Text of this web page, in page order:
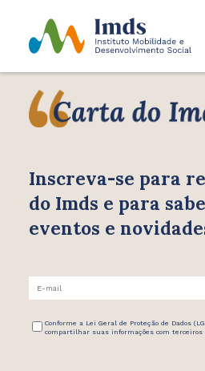
Inscreva-se para
do Imds e para
eventos e
Conforme a Lei Geral de Proteção de Dados
compartilhar suas informações com terceiros